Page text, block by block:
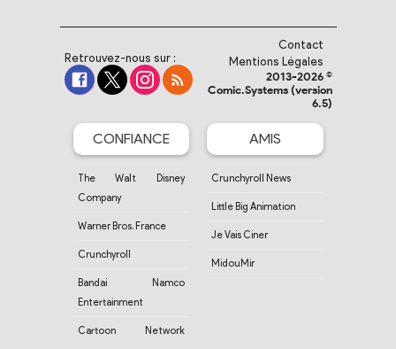
Retrouvez-nous sur :
Contact
Mentions Légales
2013-2026 ©
Comic.Systems (version
6.5)
CONFIANCE
The Walt Disney
Company
Warner Bros. France
Crunchyroll
Bandai Namco
Entertainment
Cartoon Network
AMIS
Crunchyroll News
Little Big Animation
Je Vais Ciner
MidouMir